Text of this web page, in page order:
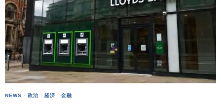
NEWS · 政治 · 経済 · 金融